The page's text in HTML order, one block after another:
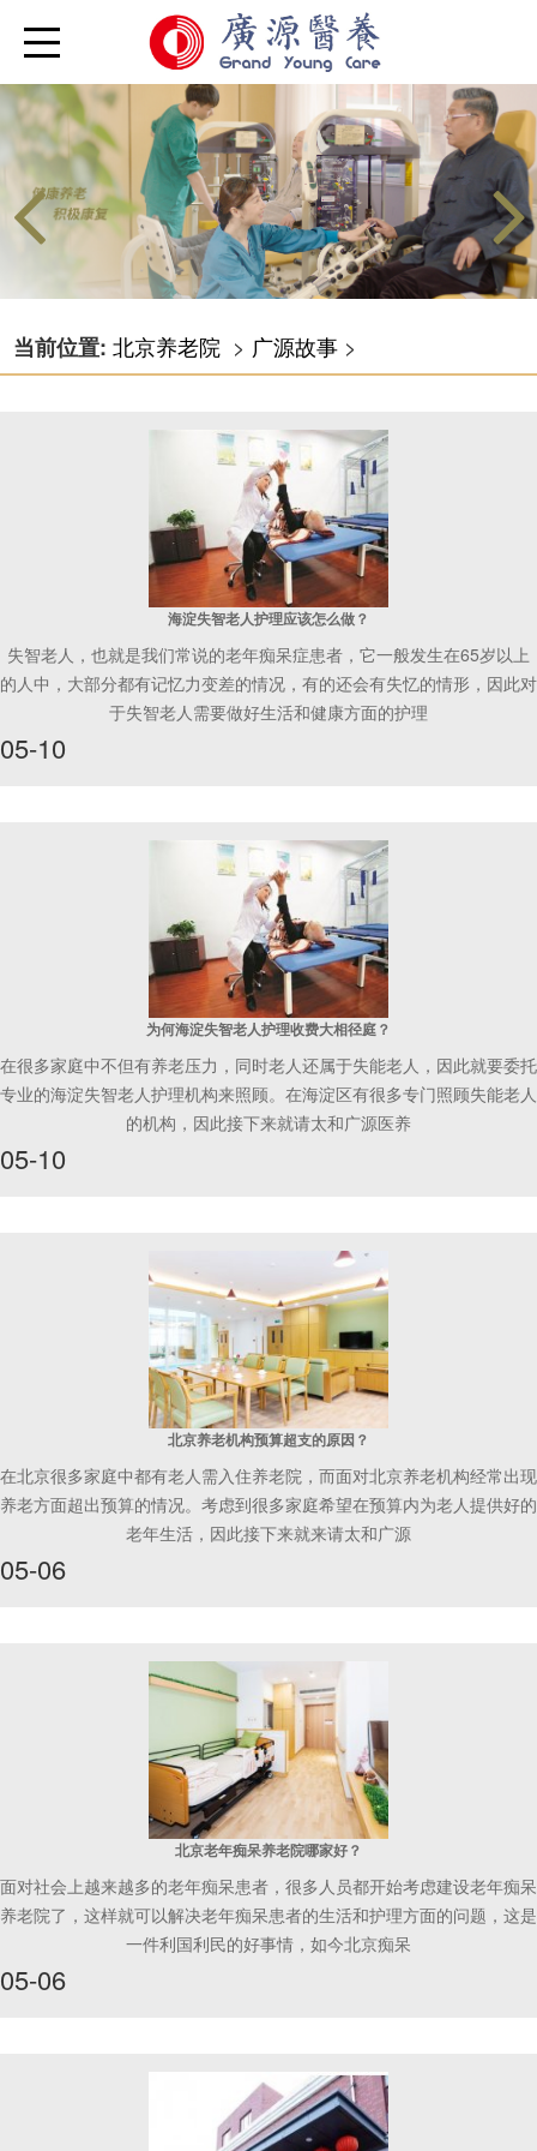
当前位置: 北京养老院 > 广源故事 >
海淀失智老人护理应该怎么做？
失智老人，也就是我们常说的老年痴呆症患者，它一般发生在65岁以上
的人中，大部分都有记忆力变差的情况，有的还会有失忆的情形，因此对
于失智老人需要做好生活和健康方面的护理
05-10
为何海淀失智老人护理收费大相径庭？
在很多家庭中不但有养老压力，同时老人还属于失能老人，因此就要委托
专业的海淀失智老人护理机构来照顾。在海淀区有很多专门照顾失能老人
的机构，因此接下来就请太和广源医养
05-10
北京养老机构预算超支的原因？
在北京很多家庭中都有老人需入住养老院，而面对北京养老机构经常出现
养老方面超出预算的情况。考虑到很多家庭希望在预算内为老人提供好的
老年生活，因此接下来就来请太和广源
05-06
北京老年痴呆养老院哪家好？
面对社会上越来越多的老年痴呆患者，很多人员都开始考虑建设老年痴呆
养老院了，这样就可以解决老年痴呆患者的生活和护理方面的问题，这是
一件利国利民的好事情，如今北京痴呆
05-06